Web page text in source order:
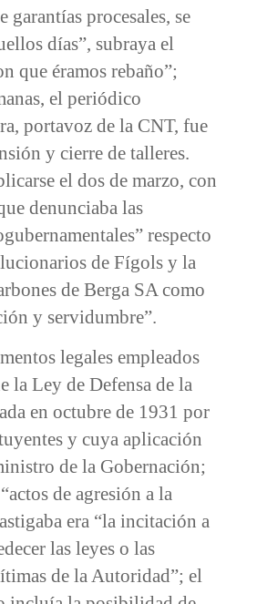
procesales, se
días”, subraya el
que éramos rebaño”;
el periódico
portavoz de la CNT, fue
y cierre de talleres.
el dos de marzo, con
denunciaba las
respecto
de Fígols y la
de Berga SA como
y servidumbre”.
legales empleados
la Ley de Defensa de la
en octubre de 1931 por
y cuya aplicación
de la Gobernación;
de agresión a la
era “la incitación a
las leyes o las
de la Autoridad”; el